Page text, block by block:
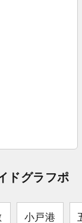
ドグラフポ
小戸港